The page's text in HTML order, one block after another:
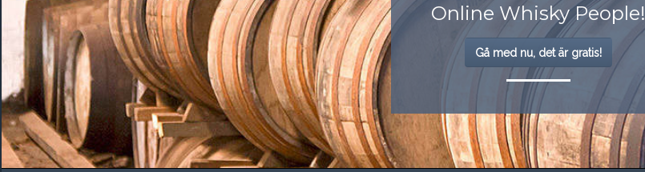
Online Whisky People!
Gå med nu, det är gratis!